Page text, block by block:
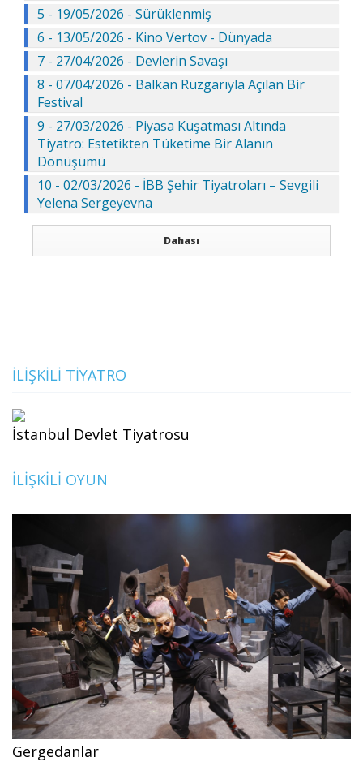
5 - 19/05/2026 - Sürüklenmiş
6 - 13/05/2026 - Kino Vertov - Dünyada
7 - 27/04/2026 - Devlerin Savaşı
8 - 07/04/2026 - Balkan Rüzgarıyla Açılan Bir
Festival
9 - 27/03/2026 - Piyasa Kuşatması Altında
Tiyatro: Estetikten Tüketime Bir Alanın
Dönüşümü
10 - 02/03/2026 - İBB Şehir Tiyatroları – Sevgili
Yelena Sergeyevna
Dahası
İLIŞKILI TIYATRO
İstanbul Devlet Tiyatrosu
İLIŞKILI OYUN
Gergedanlar